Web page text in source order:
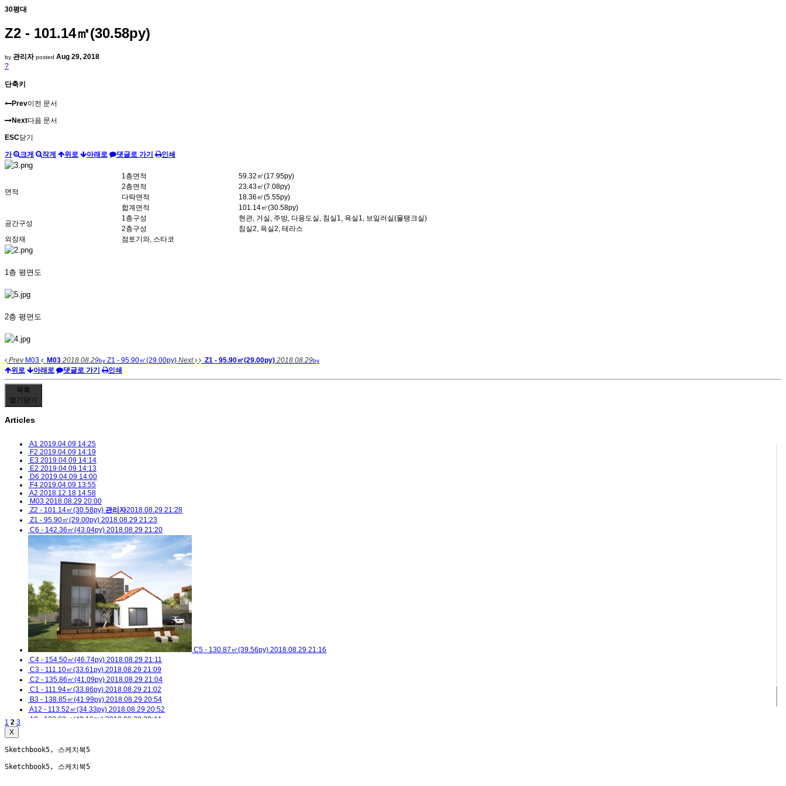
30평대
Z2 - 101.14㎡(30.58py)
by 관리자 posted Aug 29, 2018
?
단축키
Prev이전 문서
Next다음 문서
ESC닫기
가 크게 작게 위로 아래로 댓글로 가기 인쇄
면적
1층면적
59.32㎡(17.95py)
2층면적
23.43㎡(7.08py)
다락면적
18.36㎡(5.55py)
합계면적
101.14㎡(30.58py)
공간구성
1층구성
현관, 거실, 주방, 다용도실, 침실1, 욕실1, 보일러실(물탱크실)
2층구성
침실2, 욕실2, 테라스
외장재
점토기와, 스타코
1층 평면도
2층 평면도
PrevM03 M03 2018.08.29by Z1 - 95.90㎡(29.00py) Next Z1 - 95.90㎡(29.00py) 2018.08.29by
위로 아래로 댓글로 가기 인쇄
목록
열기 닫기
Articles
A1 2019.04.09 14:25
F2 2019.04.09 14:19
E3 2019.04.09 14:14
E2 2019.04.09 14:13
D6 2019.04.09 14:00
F4 2019.04.09 13:55
A2 2018.12.18 14:58
M03 2018.08.29 20:00
Z2 - 101.14㎡(30.58py) 관리자2018.08.29 21:28
Z1 - 95.90㎡(29.00py) 2018.08.29 21:23
C6 - 142.36㎡(43.04py) 2018.08.29 21:20
C5 - 130.87㎡(39.56py) 2018.08.29 21:16
C4 - 154.50㎡(46.74py) 2018.08.29 21:11
C3 - 111.10㎡(33.61py) 2018.08.29 21:09
C2 - 135.86㎡(41.09py) 2018.08.29 21:04
C1 - 111.94㎡(33.86py) 2018.08.29 21:02
B3 - 138.85㎡(41.99py) 2018.08.29 20:54
A12 - 113.52㎡(34.33py) 2018.08.29 20:52
A9 - 132.82㎡(40.16py) 2018.08.29 20:44
1 2 3
X
Sketchbook5, 스케치북5
Sketchbook5, 스케치북5